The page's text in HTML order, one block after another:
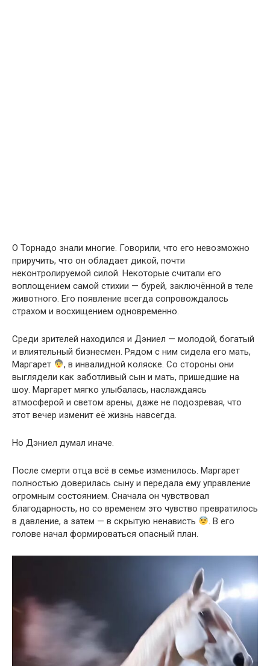
О Торнадо знали многие. Говорили, что его невозможно
приручить, что он обладает дикой, почти
неконтролируемой силой. Некоторые считали его
воплощением самой стихии — бурей, заключённой в теле
животного. Его появление всегда сопровождалось
страхом и восхищением одновременно.
Среди зрителей находился и Дэниел — молодой, богатый
и влиятельный бизнесмен. Рядом с ним сидела его мать,
Маргарет
, в инвалидной коляске. Со стороны они
выглядели как заботливый сын и мать, пришедшие на
шоу. Маргарет мягко улыбалась, наслаждаясь
атмосферой и светом арены, даже не подозревая, что
этот вечер изменит её жизнь навсегда.
Но Дэниел думал иначе.
После смерти отца всё в семье изменилось. Маргарет
полностью доверилась сыну и передала ему управление
огромным состоянием. Сначала он чувствовал
благодарность, но со временем это чувство превратилось
в давление, а затем — в скрытую ненависть
. В его
голове начал формироваться опасный план.